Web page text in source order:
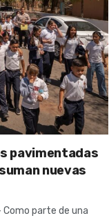
pavimentadas
nuevas
Como parte de una